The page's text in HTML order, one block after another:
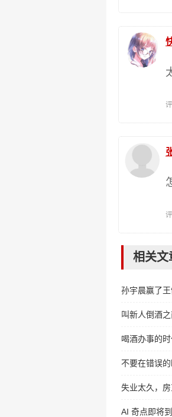
相关文
孙宇晨赢了
叫新人倒酒
喝酒办事的
不要在错误
失业太久，
AI 奇点即将